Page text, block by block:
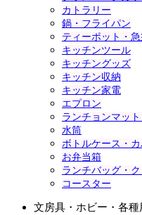
カトラリー
鍋・フライパン
ティーポット・
キッチンツール
キッチングッズ
キッチン収納
キッチン家電
エプロン
ランチョンマッ
水筒
ボトルケース・カ
お弁当箱
ランチバッグ・ク
コースター
文房具・ホビー・各種